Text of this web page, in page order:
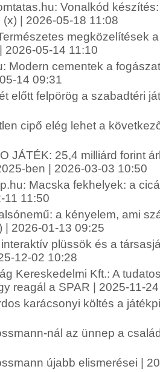
Vonalkód
| 2026-05-18 11:08
megközelítések
2026-05-14 11:10
Modern cementek a
14 09:31
előtt felpörög a szabadtéri
cipő elég lehet a
JÁTÉK: 25,4 milliárd forint
ben | 2026-03-03 10:50
Macska fekhelyek: a
11 11:50
a kényelem, ami
| 2026-01-13 09:25
plüssök és a
12-02 10:28
Kereskedelmi Kft.: A
reagál a SPAR | 2025-11-
karácsonyi költés a
nál az ünnep a
újabb elismerései |